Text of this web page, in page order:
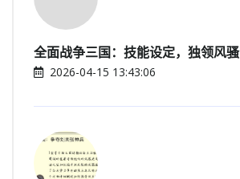
全面战争三国：技能设定，独领风骚
2026-04-15 13:43:06